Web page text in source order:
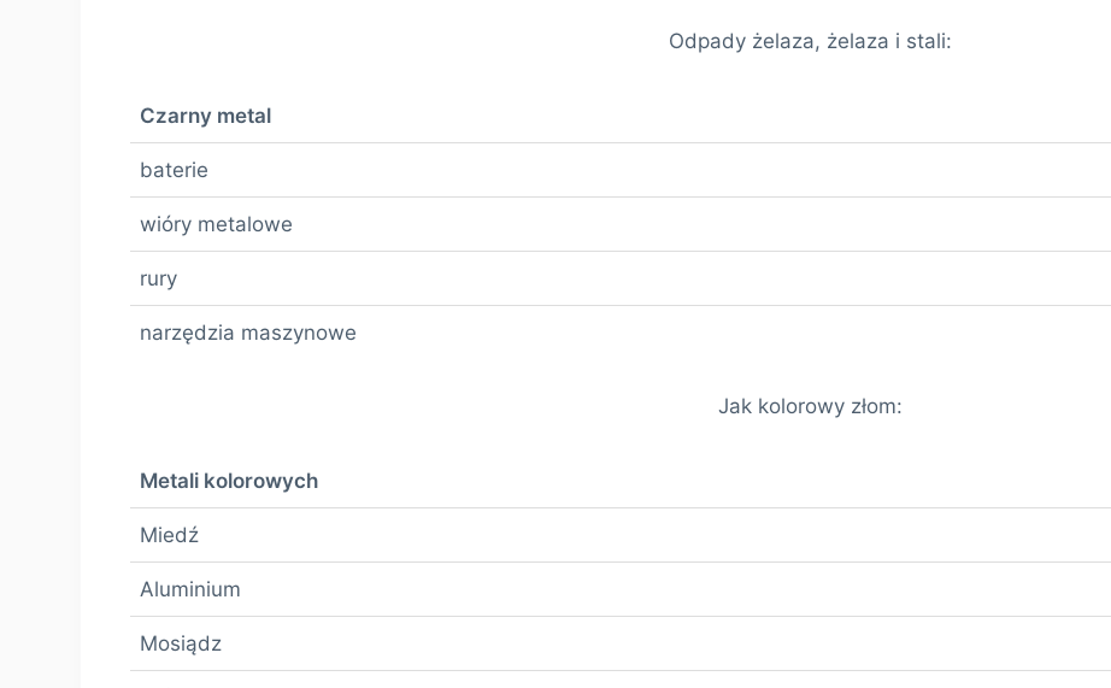
Odpady żelaza, żelaza i stali:
Czarny metal
baterie
wióry metalowe
rury
narzędzia maszynowe
Jak kolorowy złom:
Metali kolorowych
Miedź
Aluminium
Mosiądz